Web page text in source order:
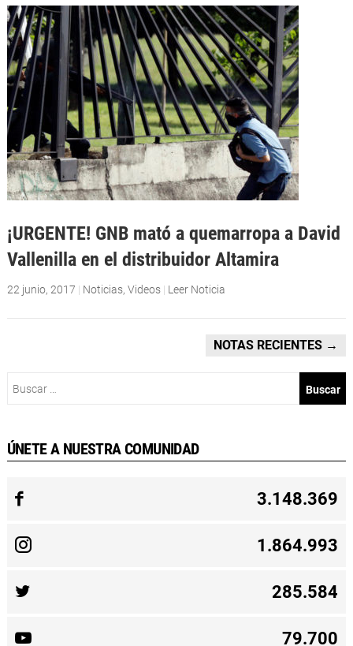
¡URGENTE! GNB mató a quemarropa a David
Vallenilla en el distribuidor Altamira
22 junio, 2017 | Noticias, Videos | Leer Noticia
NOTAS RECIENTES →
ÚNETE A NUESTRA COMUNIDAD
3.148.369
1.864.993
285.584
79.700